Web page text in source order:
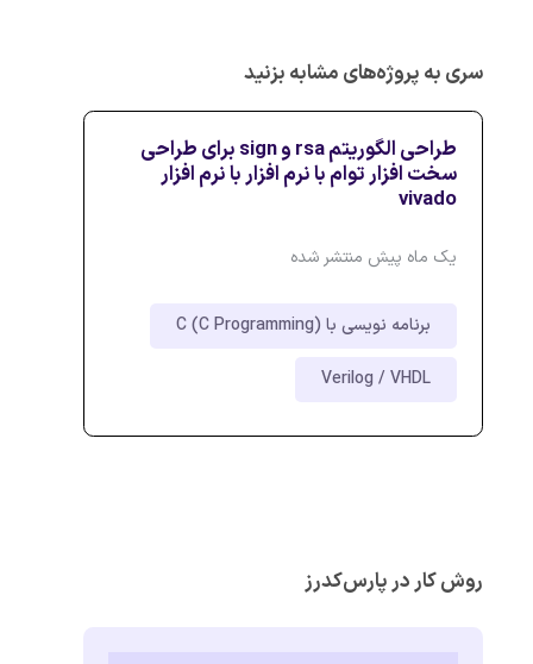
سری به پروژه‌های مشابه بزنید
طراحی الگوریتم rsa و sign برای طراحی
سخت افزار توام با نرم افزار با نرم افزار
vivado
یک ماه پیش منتشر شده
برنامه نویسی با C (C Programming)
Verilog / VHDL
روش کار در پارس‌کدرز